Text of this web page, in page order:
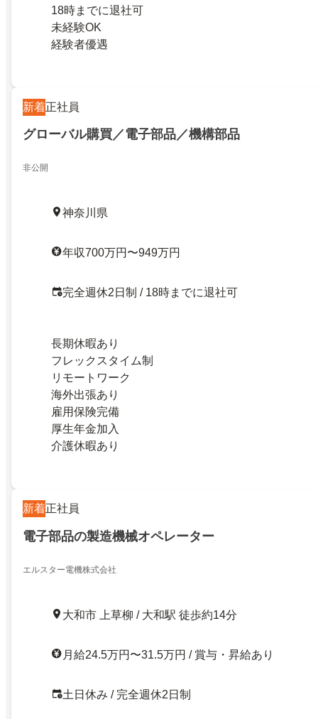
18時までに退社可
未経験OK
経験者優遇
新着正社員
グローバル購買／電子部品／機構部品
非公開
神奈川県
年収700万円〜949万円
完全週休2日制 / 18時までに退社可
長期休暇あり
フレックスタイム制
リモートワーク
海外出張あり
雇用保険完備
厚生年金加入
介護休暇あり
新着正社員
電子部品の製造機械オペレーター
エルスター電機株式会社
大和市 上草柳 / 大和駅 徒歩約14分
月給24.5万円〜31.5万円 / 賞与・昇給あり
土日休み / 完全週休2日制